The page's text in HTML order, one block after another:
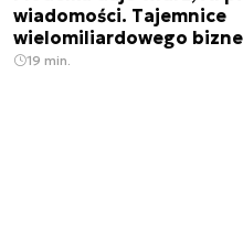
wiadomości. Tajemnice
wielomiliardowego
19 min.